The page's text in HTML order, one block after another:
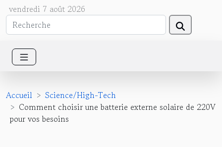
vendredi 7 août 2026
Accueil
Science/High-Tech
Comment choisir une batterie externe solaire de 220V
pour vos besoins